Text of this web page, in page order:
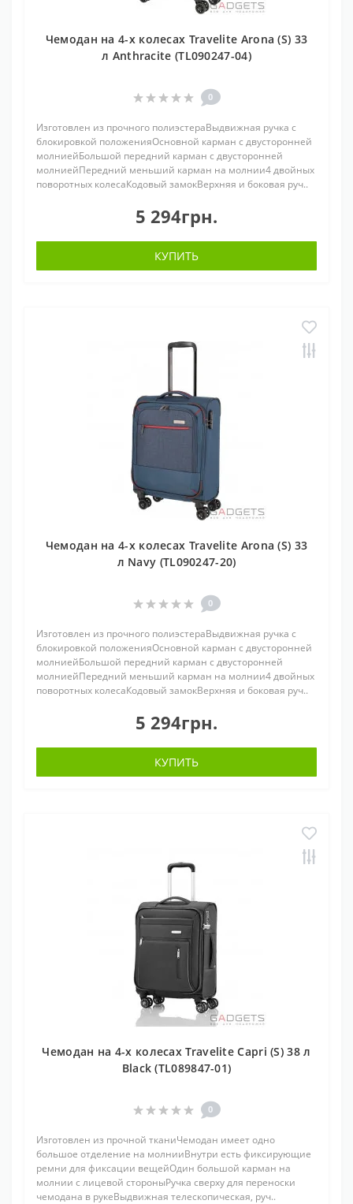
Чемодан на 4-х колесах Travelite Arona (S) 33
л Anthracite (TL090247-04)
0
Изготовлен из прочного полиэстераВыдвижная ручка с
блокировкой положенияОсновной карман с двусторонней
молниейБольшой передний карман с двусторонней
молниейПередний меньший карман на молнии4 двойных
поворотных колесаКодовый замокВерхняя и боковая руч..
5 294грн.
КУПИТЬ
Чемодан на 4-х колесах Travelite Arona (S) 33
л Navy (TL090247-20)
0
Изготовлен из прочного полиэстераВыдвижная ручка с
блокировкой положенияОсновной карман с двусторонней
молниейБольшой передний карман с двусторонней
молниейПередний меньший карман на молнии4 двойных
поворотных колесаКодовый замокВерхняя и боковая руч..
5 294грн.
КУПИТЬ
Чемодан на 4-х колесах Travelite Capri (S) 38 л
Black (TL089847-01)
0
Изготовлен из прочной тканиЧемодан имеет одно
большое отделение на молнииВнутри есть фиксирующие
ремни для фиксации вещейОдин большой карман на
молнии с лицевой стороныРучка сверху для переноски
чемодана в рукеВыдвижная телескопическая, руч..